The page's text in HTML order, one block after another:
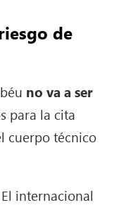
de
no va a ser
para la cita
cuerpo técnico
internacional